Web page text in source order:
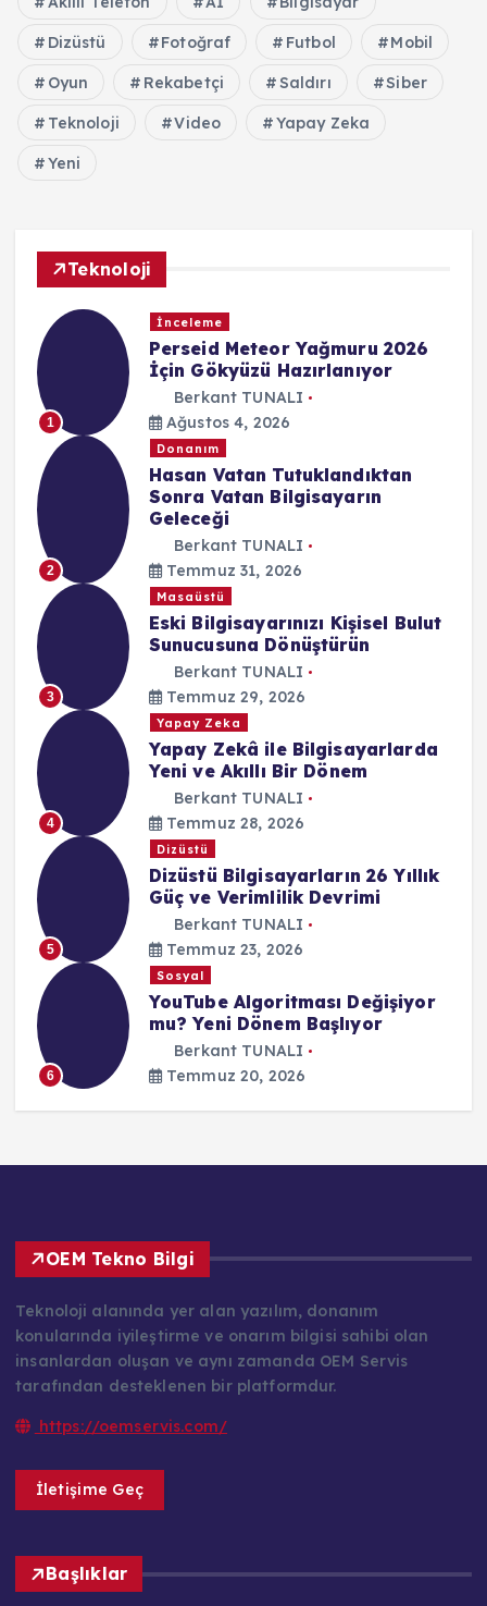
Dizüstü Fotoğraf Futbol Mobil
Oyun Rekabetçi Saldırı Siber
Teknoloji Video Yapay Zeka
Yeni
Teknoloji
1
İnceleme
Perseid Meteor Yağmuru 2026
İçin Gökyüzü Hazırlanıyor
Berkant TUNALI
Ağustos 4, 2026
2
Donanım
Hasan Vatan Tutuklandıktan
Sonra Vatan Bilgisayarın
Geleceği
Berkant TUNALI
Temmuz 31, 2026
3
Masaüstü
Eski Bilgisayarınızı Kişisel Bulut
Sunucusuna Dönüştürün
Berkant TUNALI
Temmuz 29, 2026
4
Yapay Zeka
Yapay Zekâ ile Bilgisayarlarda
Yeni ve Akıllı Bir Dönem
Berkant TUNALI
Temmuz 28, 2026
5
Dizüstü
Dizüstü Bilgisayarların 26 Yıllık
Güç ve Verimlilik Devrimi
Berkant TUNALI
Temmuz 23, 2026
6
Sosyal
YouTube Algoritması Değişiyor
mu? Yeni Dönem Başlıyor
Berkant TUNALI
Temmuz 20, 2026
OEM Tekno Bilgi
Teknoloji alanında yer alan yazılım, donanım
konularında iyileştirme ve onarım bilgisi sahibi olan
insanlardan oluşan ve aynı zamanda OEM Servis
tarafından desteklenen bir platformdur.
https://oemservis.com/
İletişime Geç
Başlıklar